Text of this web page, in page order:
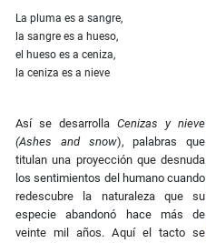
La pluma es a sangre,
la sangre es a hueso,
el hueso es a ceniza,
la ceniza es a nieve
Así se desarrolla Cenizas y nieve
(Ashes and snow), palabras que
titulan una proyección que desnuda
los sentimientos del humano cuando
redescubre la naturaleza que su
especie abandonó hace más de
veinte mil años. Aquí el tacto se